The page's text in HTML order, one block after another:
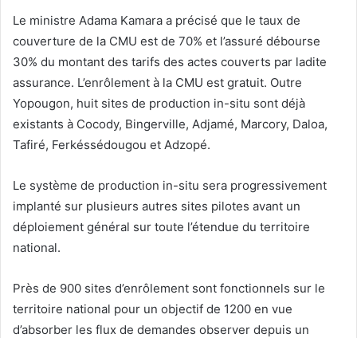
Le ministre Adama Kamara a précisé que le taux de
couverture de la CMU est de 70% et l’assuré débourse
30% du montant des tarifs des actes couverts par ladite
assurance. L’enrôlement à la CMU est gratuit. Outre
Yopougon, huit sites de production in-situ sont déjà
existants à Cocody, Bingerville, Adjamé, Marcory, Daloa,
Tafiré, Ferkéssédougou et Adzopé.
Le système de production in-situ sera progressivement
implanté sur plusieurs autres sites pilotes avant un
déploiement général sur toute l’étendue du territoire
national.
Près de 900 sites d’enrôlement sont fonctionnels sur le
territoire national pour un objectif de 1200 en vue
d’absorber les flux de demandes observer depuis un